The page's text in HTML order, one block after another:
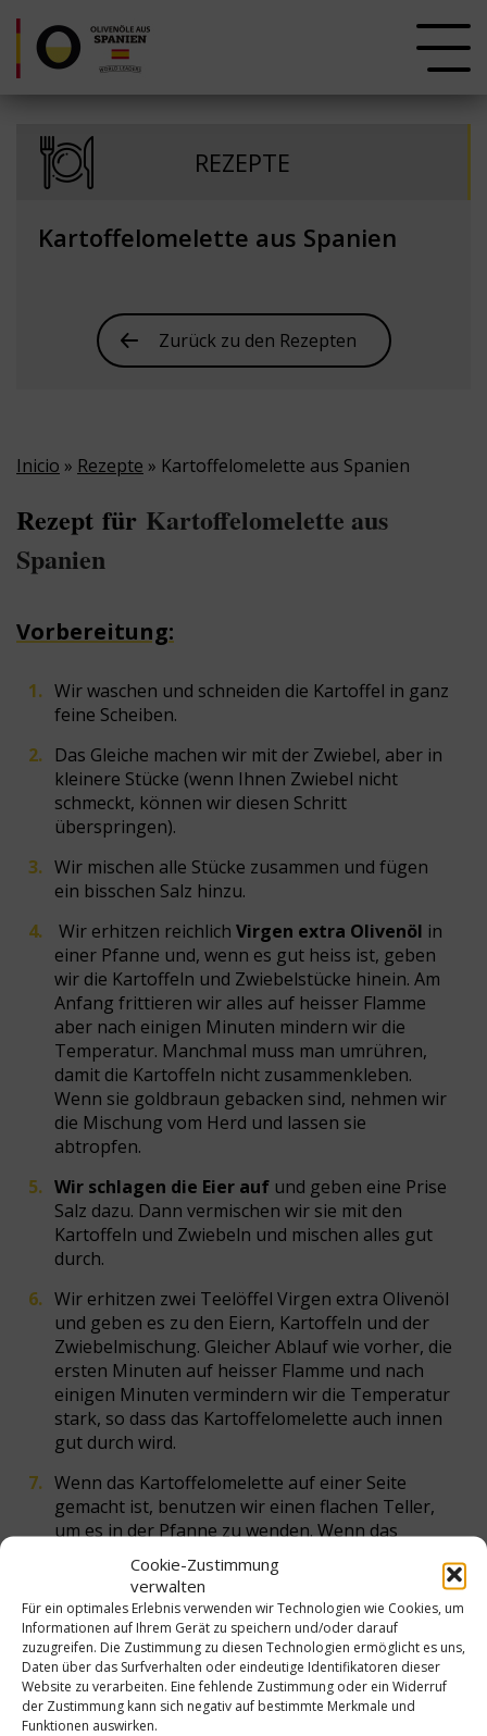
Cookie-Zustimmung
verwalten
Für ein optimales Erlebnis verwenden wir Technologien wie Cookies, um
Informationen auf Ihrem Gerät zu speichern und/oder darauf
zuzugreifen. Die Zustimmung zu diesen Technologien ermöglicht es uns,
Daten über das Surfverhalten oder eindeutige Identifikatoren dieser
Website zu verarbeiten. Eine fehlende Zustimmung oder ein Widerruf
der Zustimmung kann sich negativ auf bestimmte Merkmale und
Funktionen auswirken.
REZEPTE
Kartoffelomelette aus Spanien
Zurück zu den Rezepten
Inicio » Rezepte » Kartoffelomelette aus Spanien
Rezept für Kartoffelomelette aus
Spanien
Vorbereitung:
Wir waschen und schneiden die Kartoffel in ganz
feine Scheiben.
Das Gleiche machen wir mit der Zwiebel, aber in
kleinere Stücke (wenn Ihnen Zwiebel nicht
schmeckt, können wir diesen Schritt
überspringen).
Wir mischen alle Stücke zusammen und fügen
ein bisschen Salz hinzu.
Wir erhitzen reichlich Virgen extra Olivenöl in
einer Pfanne und, wenn es gut heiss ist, geben
wir die Kartoffeln und Zwiebelstücke hinein. Am
Anfang frittieren wir alles auf heisser Flamme
aber nach einigen Minuten mindern wir die
Temperatur. Manchmal muss man umrühren,
damit die Kartoffeln nicht zusammenkleben.
Wenn sie goldbraun gebacken sind, nehmen wir
die Mischung vom Herd und lassen sie
abtropfen.
Wir schlagen die Eier auf und geben eine Prise
Salz dazu. Dann vermischen wir sie mit den
Kartoffeln und Zwiebeln und mischen alles gut
durch.
Wir erhitzen zwei Teelöffel Virgen extra Olivenöl
und geben es zu den Eiern, Kartoffeln und der
Zwiebelmischung. Gleicher Ablauf wie vorher, die
ersten Minuten auf heisser Flamme und nach
einigen Minuten vermindern wir die Temperatur
stark, so dass das Kartoffelomelette auch innen
gut durch wird.
Wenn das Kartoffelomelette auf einer Seite
gemacht ist, benutzen wir einen flachen Teller,
um es in der Pfanne zu wenden. Wenn das
Kartoffelomelette auf beiden Seiten goldig ist,
nehmen wir es vom Herd und es ist fertig zum
Verzehr.